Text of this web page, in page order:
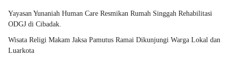
Yayasan Yunaniah Human Care Resmikan Rumah Singgah Rehabilitasi
ODGJ di Cibadak.
Wisata Religi Makam Jaksa Pamutus Ramai Dikunjungi Warga Lokal dan
Luarkota